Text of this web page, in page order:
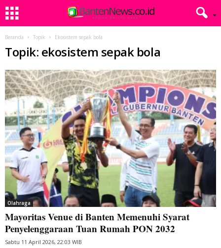
Beranda Topik Ekosistem sepak bola
Topik: ekosistem sepak bola
Olahraga
Mayoritas Venue di Banten Memenuhi Syarat
Penyelenggaraan Tuan Rumah PON 2032
Sabtu 11 April 2026, 22:03 WIB